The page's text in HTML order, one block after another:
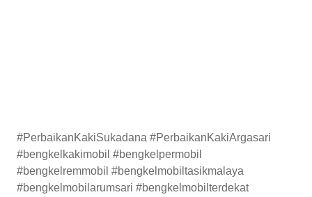
#PerbaikanKakiSukadana #PerbaikanKakiArgasari
#bengkelkakimobil #bengkelpermobil
#bengkelremmobil #bengkelmobiltasikmalaya
#bengkelmobilarumsari #bengkelmobilterdekat